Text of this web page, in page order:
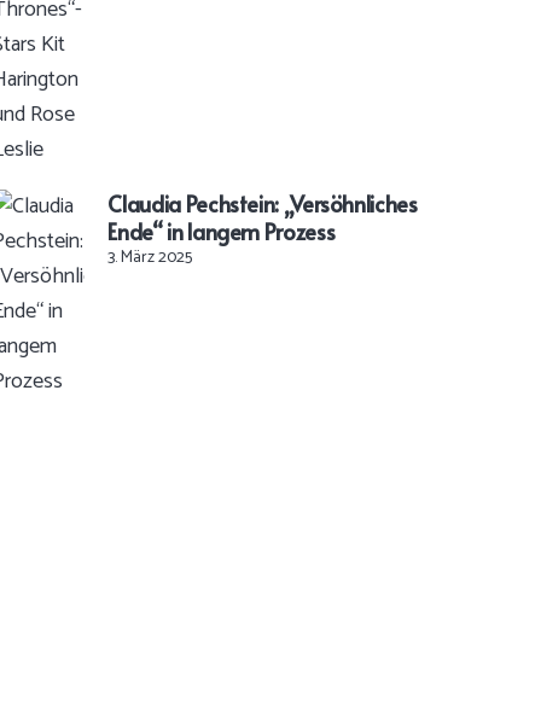
Claudia Pechstein: „Versöhnliches
Ende“ in langem Prozess
3. März 2025